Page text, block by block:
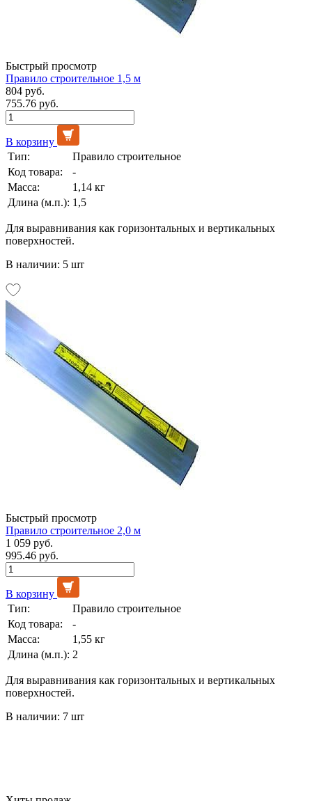
Быстрый просмотр
Правило строительное 1,5 м
804 руб.
755.76 руб.
В корзину
Тип:
Правило строительное
Код товара:
-
Масса:
1,14 кг
Длина (м.п.): 1,5
Для выравнивания как горизонтальных и вертикальных
поверхностей.
В наличии: 5 шт
Быстрый просмотр
Правило строительное 2,0 м
1 059 руб.
995.46 руб.
В корзину
Тип:
Правило строительное
Код товара:
-
Масса:
1,55 кг
Длина (м.п.): 2
Для выравнивания как горизонтальных и вертикальных
поверхностей.
В наличии: 7 шт